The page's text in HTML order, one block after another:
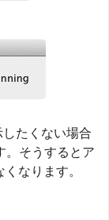
たくない場合
。そうするとア
なります。